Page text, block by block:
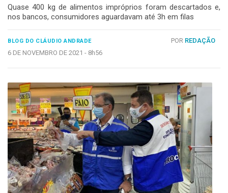
Copyright
2024
por
Hesea
Sistemas
Quase 400 kg de alimentos impróprios foram descartados e,
nos bancos, consumidores aguardavam até 3h em filas
BLOG DO CLÁUDIO ANDRADE POR REDAÇÃO
6 DE NOVEMBRO DE 2021 - 8h56